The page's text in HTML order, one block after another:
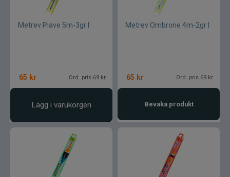
Ultimate Nordic
UNI produkter
Veevus
Vicke
Viking herring
Metrev Piave 5m-3gr I
65 kr Ord. pris 69 kr
Lägg i varukorgen
Metrev Ombrone 4m-2gr I
65 kr Ord. pris 69 kr
Bevaka produkt